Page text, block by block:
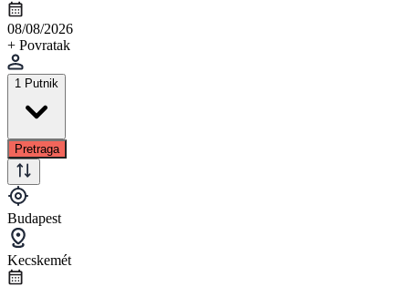
08/08/2026
+ Povratak
1 Putnik
Pretraga
Budapest
Kecskemét